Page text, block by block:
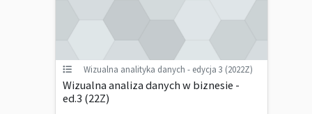
Wizualna analityka danych - edycja 3 (2022Z)
Wizualna analiza danych w biznesie -
ed.3 (22Z)